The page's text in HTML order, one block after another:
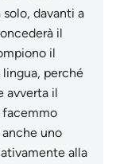
solo, davanti a
il
il
lingua, perché
avverta il
facemmo
anche uno
alla